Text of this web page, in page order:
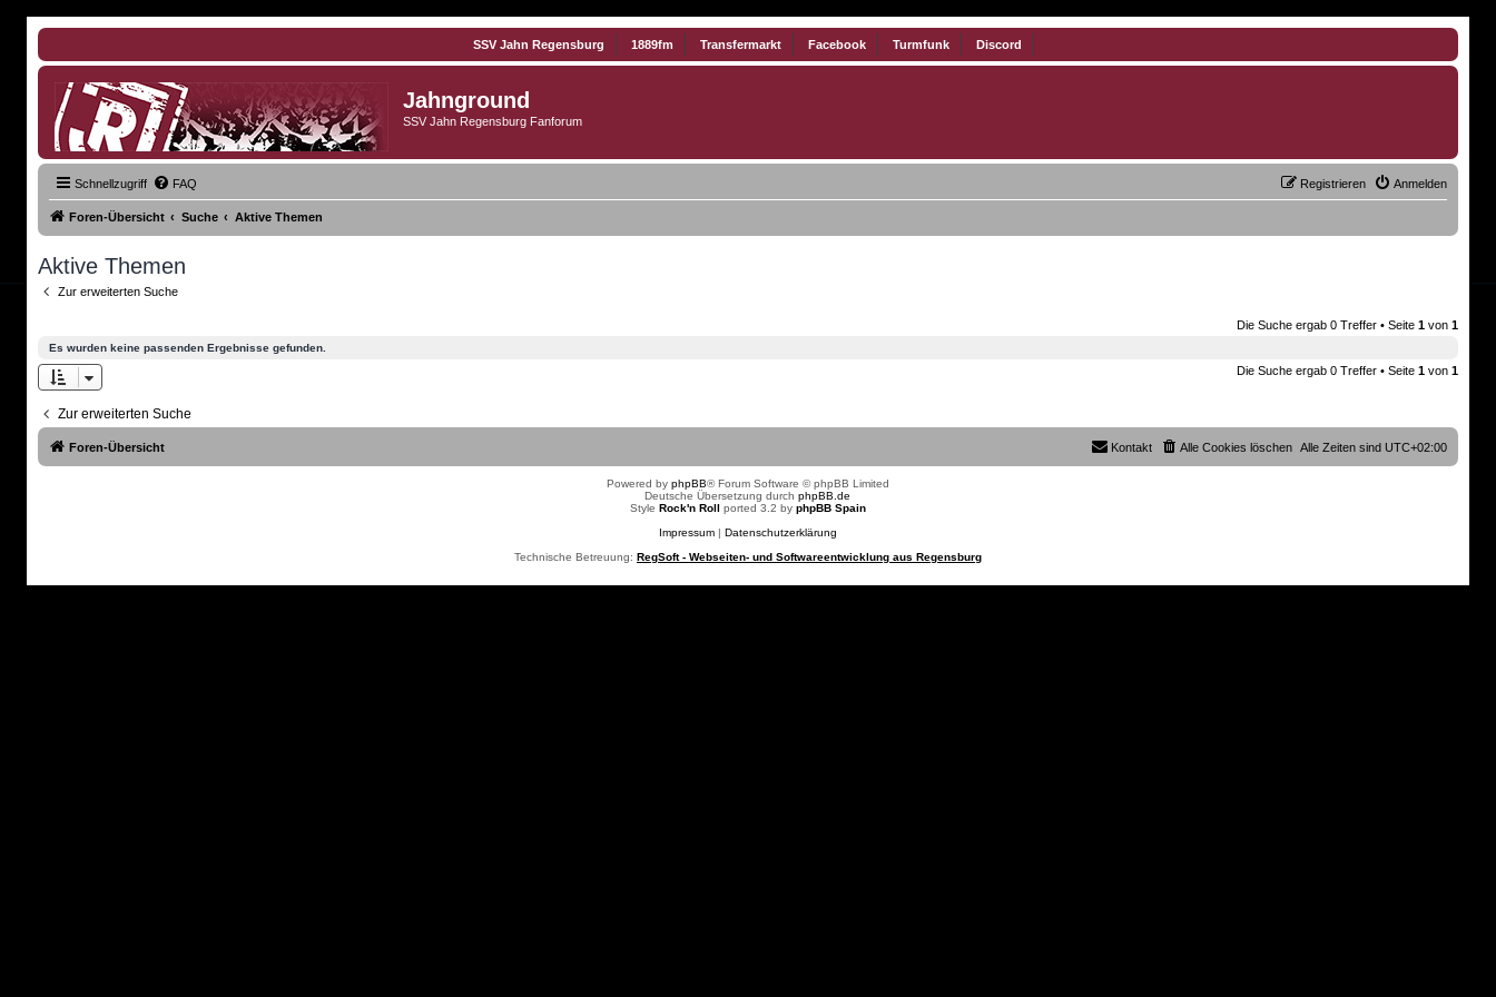
SSV Jahn Regensburg 1889fm Transfermarkt Facebook Turmfunk Discord
Jahnground
SSV Jahn Regensburg Fanforum
Schnellzugriff FAQ Anmelden
Registrieren
Foren-Übersicht Suche Aktive Themen
Aktive Themen
Zur erweiterten Suche
Die Suche ergab 0 Treffer • Seite1 von1
Es wurden keine passenden Ergebnisse gefunden.
Die Suche ergab 0 Treffer • Seite1 von1
Zur erweiterten Suche
Foren-Übersicht Alle Zeiten sindUTC+02:00
Alle Cookies löschen
Kontakt
Powered by phpBB® Forum Software © phpBB Limited
Deutsche Übersetzung durchphpBB.de
Style Rock'n Roll ported 3.2 by phpBB Spain
Impressum| Datenschutzerklärung
Technische Betreuung: RegSoft - Webseiten- und Softwareentwicklung aus Regensburg